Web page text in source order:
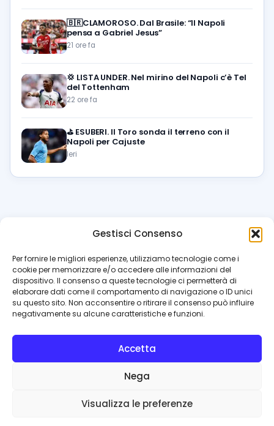
Gestisci Consenso
Per fornire le migliori esperienze, utilizziamo tecnologie come i
cookie per memorizzare e/o accedere alle informazioni del
dispositivo. Il consenso a queste tecnologie ci permetterà di
elaborare dati come il comportamento di navigazione o ID unici
su questo sito. Non acconsentire o ritirare il consenso può influire
negativamente su alcune caratteristiche e funzioni.
Accetta
Nega
Visualizza le preferenze
🇧🇷CLAMOROSO. Dal Brasile: “Il Napoli
pensa a Gabriel Jesus”
21 ore fa
💢 LISTA UNDER. Nel mirino del Napoli c’è Tel
del Tottenham
22 ore fa
⛳ ESUBERI. Il Toro sonda il terreno con il
Napoli per Cajuste
Ieri
azzurrissimo.it
Il blog di riferimento per i tifosi del Napoli. News, interviste,
pagelle e calciomercato. Testata giornalistica registrata
al Tribunale di Napoli (n. 48 dell’08/10/2012). Direttore Luca
Perillo
INFO
Contattaci